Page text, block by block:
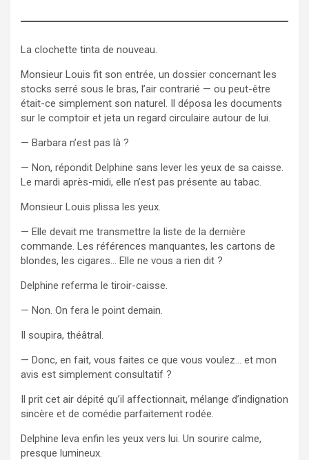
La clochette tinta de nouveau.
Monsieur Louis fit son entrée, un dossier concernant les
stocks serré sous le bras, l’air contrarié — ou peut-être
était-ce simplement son naturel. Il déposa les documents
sur le comptoir et jeta un regard circulaire autour de lui.
— Barbara n’est pas là ?
— Non, répondit Delphine sans lever les yeux de sa caisse.
Le mardi après-midi, elle n’est pas présente au tabac.
Monsieur Louis plissa les yeux.
— Elle devait me transmettre la liste de la dernière
commande. Les références manquantes, les cartons de
blondes, les cigares… Elle ne vous a rien dit ?
Delphine referma le tiroir-caisse.
— Non. On fera le point demain.
Il soupira, théâtral.
— Donc, en fait, vous faites ce que vous voulez… et mon
avis est simplement consultatif ?
Il prit cet air dépité qu’il affectionnait, mélange d’indignation
sincère et de comédie parfaitement rodée.
Delphine leva enfin les yeux vers lui. Un sourire calme,
presque lumineux.